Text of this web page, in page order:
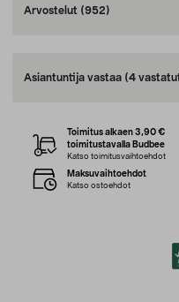
Arvostelut (952)
Asiantuntija vastaa (4
Toimitus alkaen 3,90 €
toimitustavalla Budbee
Katso toimitusvaihtoehdot
Maksuvaihtoehdot
Katso ostoehdot